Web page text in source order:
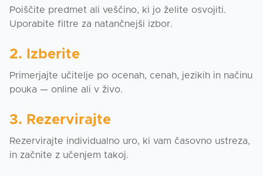
Poiščite predmet ali veščino, ki jo želite osvojiti.
Uporabite filtre za natančnejši izbor.
2. Izberite
Primerjajte učitelje po ocenah, cenah, jezikih in načinu
pouka — online ali v živo.
3. Rezervirajte
Rezervirajte individualno uro, ki vam časovno ustreza,
in začnite z učenjem takoj.